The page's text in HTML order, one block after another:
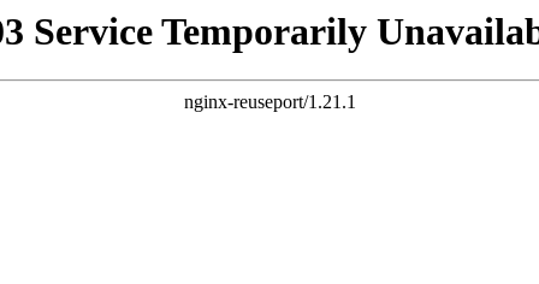
Service Temporarily
nginx-reuseport/1.21.1